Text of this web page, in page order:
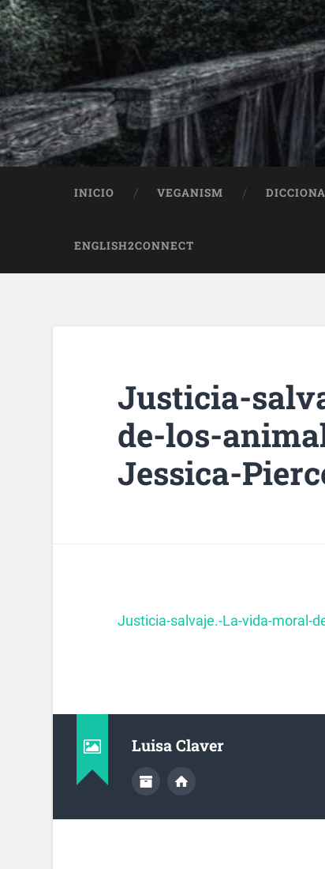
INICIO VEGANISM
ENGLISH2CONNECT
Justicia-
de-los-
Jessica-
Justicia-salvaje.-La-vida-moral-
Luisa Claver